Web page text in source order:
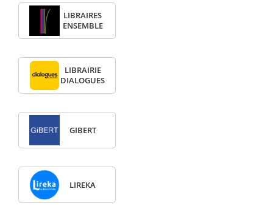
LIBRAIRES
ENSEMBLE
LIBRAIRIE
DIALOGUES
GIBERT
LIREKA